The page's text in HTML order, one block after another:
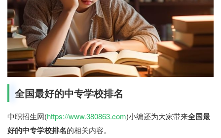
全国最好的中专学校排名
中职招生网(https://www.380863.com)小编还为大家带来全国最
好的中专学校排名的相关内容。